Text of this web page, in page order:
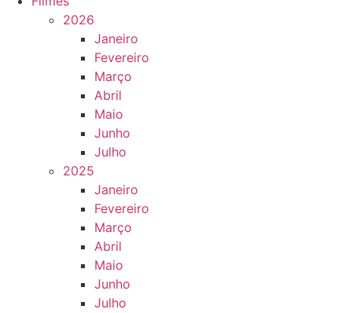
2026
Janeiro
Fevereiro
Março
Abril
Maio
Junho
Julho
2025
Janeiro
Fevereiro
Março
Abril
Maio
Junho
Julho